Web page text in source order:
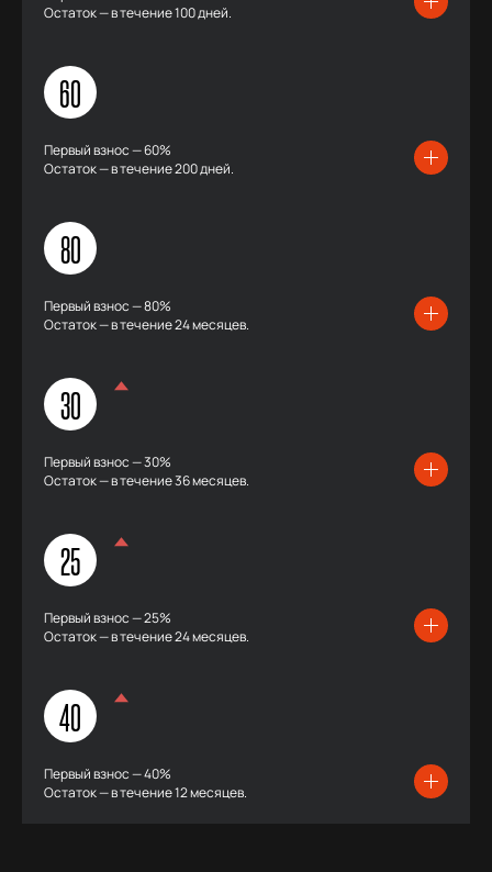
Остаток — в течение 100 дней.
60
Первый взнос — 60%
Остаток — в течение 200 дней.
80
Первый взнос — 80%
Остаток — в течение 24 месяцев.
30
Первый взнос — 30%
Остаток — в течение 36 месяцев.
25
Первый взнос — 25%
Остаток — в течение 24 месяцев.
40
Первый взнос — 40%
Остаток — в течение 12 месяцев.